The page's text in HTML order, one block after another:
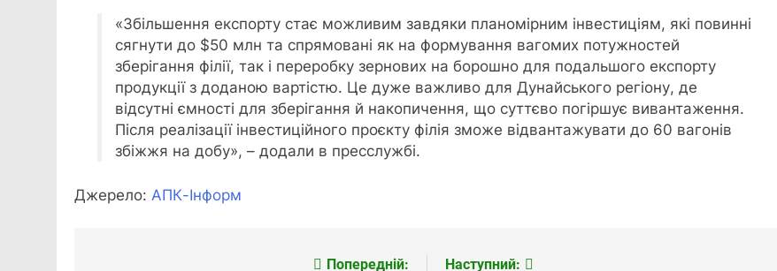
«Збільшення експорту стає можливим завдяки планомірним інвестиціям, які повинні
сягнути до $50 млн та спрямовані як на формування вагомих потужностей
зберігання філії, так і переробку зернових на борошно для подальшого експорту
продукції з доданою вартістю. Це дуже важливо для Дунайського регіону, де
відсутні ємності для зберігання й накопичення, що суттєво погіршує вивантаження.
Після реалізації інвестиційного проєкту філія зможе відвантажувати до 60 вагонів
збіжжя на добу», – додали в пресслужбі.
Джерело: АПК-Інформ
Попередній:
Наступний: